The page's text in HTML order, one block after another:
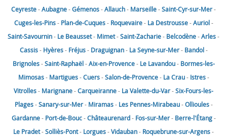
Ceyreste-Aubagne-Gémenos-Allauch- Marseille-Saint-Cyr-sur-Mer-
Cuges-les-Pins- Plan-de-Cuques- Roquevaire- La Destrousse-Auriol-
Saint-Savournin- Le Beausset- Mimet-Saint-Zacharie- Belcodène-Arles-
Cassis- Hyères- Fréjus- Draguignan- La Seyne-sur-Mer- Bandol-
Brignoles-Saint-Raphaël-Aix-en-Provence- Le Lavandou- Bormes-les-
Mimosas- Martigues-Cuers-Salon-de-Provence- La Crau- Istres-
Vitrolles- Marignane-Carqueiranne- La Valette-du-Var-Six-Fours-les-
Plages-Sanary-sur-Mer- Miramas- Les Pennes-Mirabeau-Ollioules-
Gardanne- Port-de-Bouc-Châteaurenard- Fos-sur-Mer- Berre-l'Étang-
Le Pradet-Solliès-Pont- Lorgues-Vidauban- Roquebrune-sur-Argens-